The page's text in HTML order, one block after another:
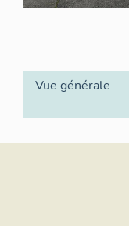
Vue générale